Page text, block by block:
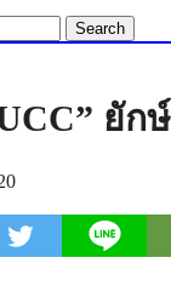
Search
ยั